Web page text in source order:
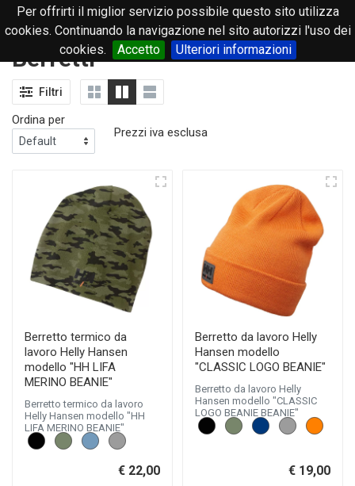
Per offrirti il miglior servizio possibile questo sito utilizza
cookies. Continuando la navigazione nel sito autorizzi l'uso dei
cookies.
Accetto Ulteriori informazioni
0
Berretti
Filtri
Ordina per
Prezzi iva esclusa
Berretto termico da
lavoro Helly Hansen
modello "HH LIFA
MERINO BEANIE"
Berretto termico da lavoro
Helly Hansen modello "HH
LIFA MERINO BEANIE"
€ 22,00
Berretto da lavoro Helly
Hansen modello
"CLASSIC LOGO BEANIE"
Berretto da lavoro Helly
Hansen modello "CLASSIC
LOGO BEANIE BEANIE"
€ 19,00